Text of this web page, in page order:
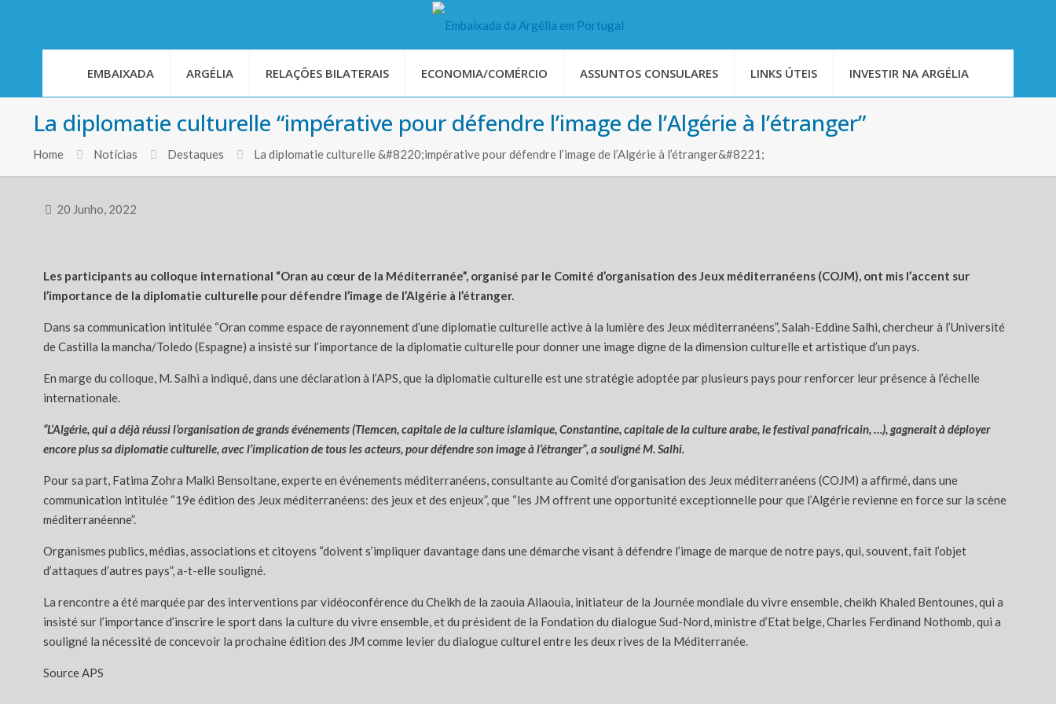
EMBAIXADA ARGÉLIA RELAÇÕES BILATERAIS ECONOMIA/COMÉRCIO ASSUNTOS CONSULARES LINKS ÚTEIS INVESTIR NA ARGÉLIA
La diplomatie culturelle “impérative pour défendre l’image de l’Algérie à l’étranger”
Home Notícias Destaques La diplomatie culturelle &#8220;impérative pour défendre l’image de l’Algérie à l’étranger&#8221;
20 Junho, 2022
Les participants au colloque international “Oran au cœur de la Méditerranée”, organisé par le Comité d’organisation des Jeux méditerranéens (COJM), ont mis l’accent sur
l’importance de la diplomatie culturelle pour défendre l’image de l’Algérie à l’étranger.
Dans sa communication intitulée “Oran comme espace de rayonnement d’une diplomatie culturelle active à la lumière des Jeux méditerranéens”, Salah-Eddine Salhi, chercheur à l’Université
de Castilla la mancha/Toledo (Espagne) a insisté sur l’importance de la diplomatie culturelle pour donner une image digne de la dimension culturelle et artistique d’un pays.
En marge du colloque, M. Salhi a indiqué, dans une déclaration à l’APS, que la diplomatie culturelle est une stratégie adoptée par plusieurs pays pour renforcer leur présence à l’échelle
internationale.
“L’Algérie, qui a déjà réussi l’organisation de grands événements (Tlemcen, capitale de la culture islamique, Constantine, capitale de la culture arabe, le festival panafricain, …), gagnerait à déployer
encore plus sa diplomatie culturelle, avec l’implication de tous les acteurs, pour défendre son image à l’étranger”, a souligné M. Salhi.
Pour sa part, Fatima Zohra Malki Bensoltane, experte en événements méditerranéens, consultante au Comité d’organisation des Jeux méditerranéens (COJM) a affirmé, dans une
communication intitulée “19e édition des Jeux méditerranéens: des jeux et des enjeux”, que “les JM offrent une opportunité exceptionnelle pour que l’Algérie revienne en force sur la scène
méditerranéenne”.
Organismes publics, médias, associations et citoyens “doivent s’impliquer davantage dans une démarche visant à défendre l’image de marque de notre pays, qui, souvent, fait l’objet
d’attaques d’autres pays”, a-t-elle souligné.
La rencontre a été marquée par des interventions par vidéoconférence du Cheikh de la zaouia Allaouia, initiateur de la Journée mondiale du vivre ensemble, cheikh Khaled Bentounes, qui a
insisté sur l’importance d’inscrire le sport dans la culture du vivre ensemble, et du président de la Fondation du dialogue Sud-Nord, ministre d’Etat belge, Charles Ferdinand Nothomb, qui a
souligné la nécessité de concevoir la prochaine édition des JM comme levier du dialogue culturel entre les deux rives de la Méditerranée.
Source APS